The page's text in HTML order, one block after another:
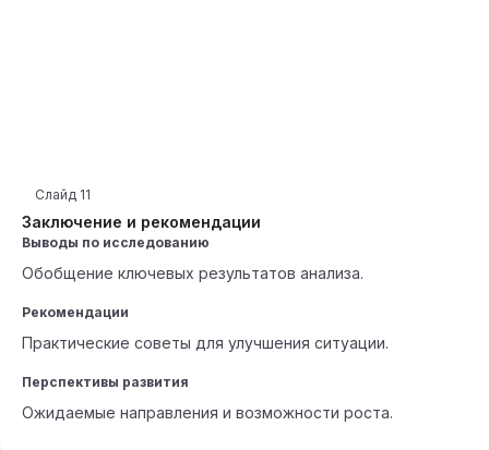
Заключение и рекомендации
Слайд 11
Выводы по исследованию
Обобщение ключевых результатов анализа.
Рекомендации
Практические советы для улучшения ситуации.
Перспективы развития
Ожидаемые направления и возможности роста.